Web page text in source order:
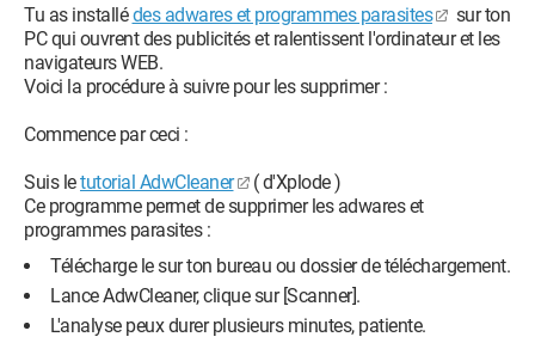
Tu as installédes adwares et programmes parasites
sur ton
PC qui ouvrent des publicités et ralentissent l'ordinateur et les
navigateurs WEB.
Voici la procédure à suivre pour les supprimer :
Commence par ceci :
Suis letutorial AdwCleaner
( d'Xplode )
Ce programme permet de supprimer les adwares et
programmes parasites :
Télécharge le sur ton bureau ou dossier de téléchargement.
Lance AdwCleaner, clique sur [Scanner].
L'analyse peux durer plusieurs minutes, patiente.